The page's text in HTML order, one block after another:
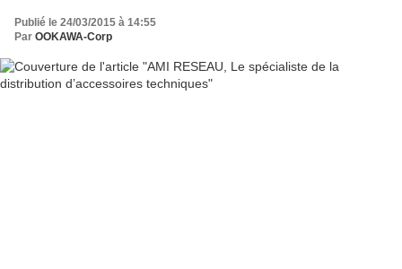
Publié le 24/03/2015 à 14:55
Par OOKAWA-Corp